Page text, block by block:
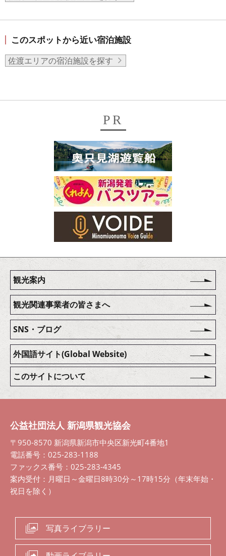
このスポットから近い宿泊施設
佐渡エリアの宿泊施設を探す
PR
観光案内
観光関連事業者の皆さまへ
SNS・ブログ
外国語サイト(Global Website)
このサイトについて
公益社団法人 新潟県観光協会
〒950-8570 新潟県新潟市中央区新光町4番地1
電話番号：025-283-1188
ファックス番号：025-283-4345
案内受付：月曜日～金曜日8時30分～17時15分（年末年始・
祝日を除く）
写真ライブラリー